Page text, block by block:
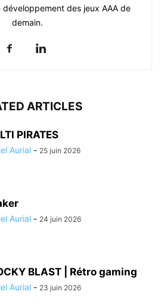
des jeux AAA de
demain.
ARTICLES
PIRATES
Aurial - 25 juin 2026
Aurial - 24 juin 2026
BLAST | Rétro gaming
Aurial - 23 juin 2026